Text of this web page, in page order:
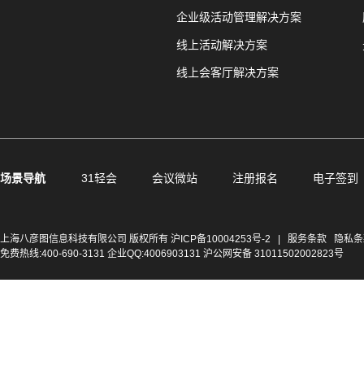
企业级活动管理解决方案
线上活动解决方案
线上会客厅解决方案
场景导航 31轻会 会议微站 注册报名 电子签到
上海八彦图信息科技有限公司 版权所有 沪ICP备10004253号-2 服务条款
隐私
免费热线:400-690-3131 企业QQ:4006903131 沪公网安备 31011502002823号